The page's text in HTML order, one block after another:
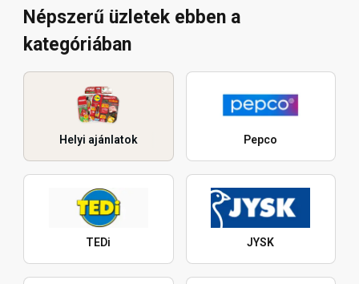
Népszerű üzletek ebben a
kategóriában
Helyi ajánlatok Pepco
TEDi JYSK